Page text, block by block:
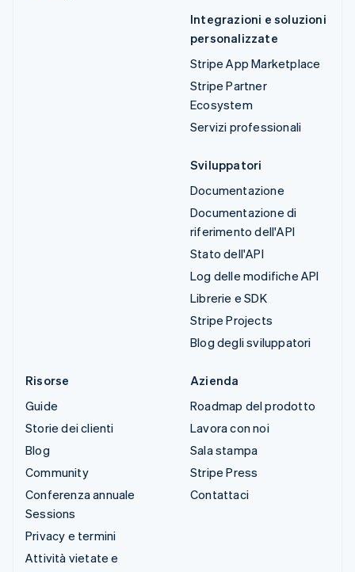
Integrazioni e soluzioni
personalizzate
Stripe App Marketplace
Stripe Partner
Ecosystem
Servizi professionali
Sviluppatori
Documentazione
Documentazione di
riferimento dell'API
Stato dell'API
Log delle modifiche API
Librerie e SDK
Stripe Projects
Blog degli sviluppatori
Risorse
Guide
Storie dei clienti
Blog
Community
Conferenza annuale
Sessions
Privacy e termini
Attività vietate e
Azienda
Roadmap del prodotto
Lavora con noi
Sala stampa
Stripe Press
Contattaci